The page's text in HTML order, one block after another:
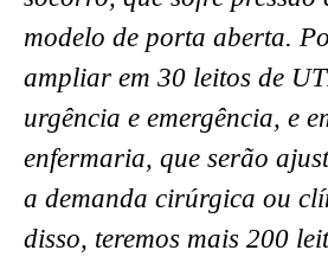
modelo de porta aberta.
ampliar em 30 leitos de
urgência e emergência, e
enfermaria, que serão
a demanda cirúrgica ou
disso, teremos mais 200